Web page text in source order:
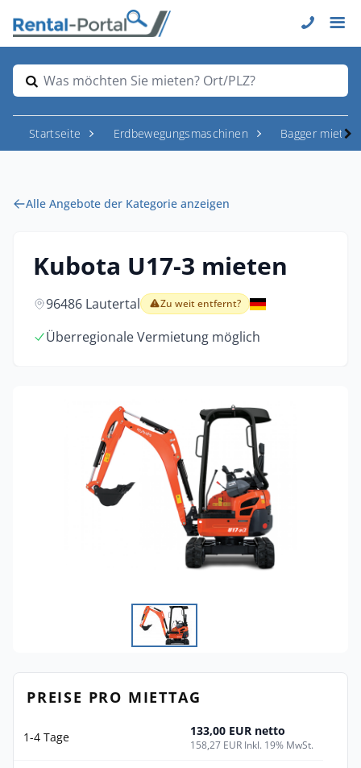
Was möchten Sie mieten? Ort/PLZ?
Startseite Erdbewegungsmaschinen Bagger mieten
Alle Angebote der Kategorie anzeigen
Kubota U17-3 mieten
96486 Lautertal Zu weit entfernt?
Überregionale Vermietung möglich
PREISE PRO MIETTAG
1-4 Tage 133,00 EUR netto
158,27 EUR Inkl. 19% MwSt.